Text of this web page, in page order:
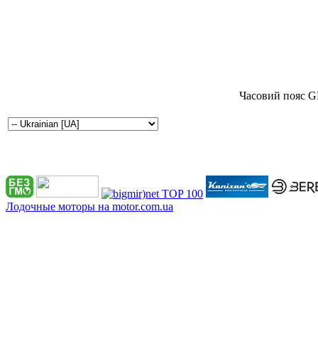
Часовий пояс
Лодочные моторы на motor.com.ua